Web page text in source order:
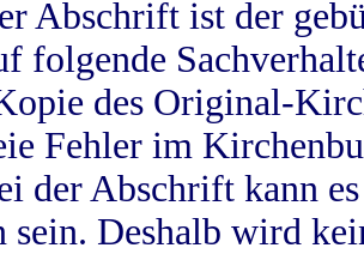
Abschrift ist der
folgende
des Original-
Fehler im
der Abschrift kann
sein. Deshalb wird